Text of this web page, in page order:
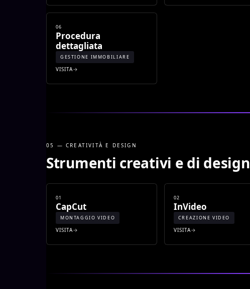
06
Procedura
dettagliata
GESTIONE IMMOBILIARE
VISITA
05 — CREATIVITÀ E DESIGN
Strumenti creativi e di design
01
CapCut
MONTAGGIO VIDEO
VISITA
02
InVideo
CREAZIONE VIDEO
VISITA